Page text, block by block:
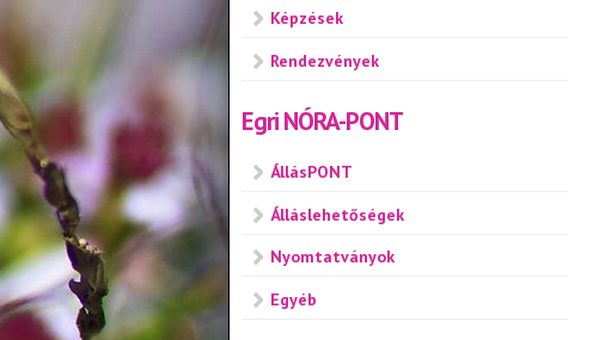
Képzések
Rendezvények
Egri NÓRA-PONT
ÁllásPONT
Álláslehetőségek
Nyomtatványok
Egyéb